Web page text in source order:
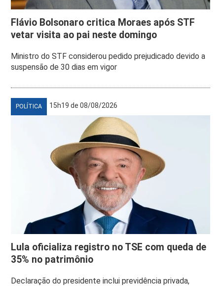
Flávio Bolsonaro critica Moraes após STF
vetar visita ao pai neste domingo
Ministro do STF considerou pedido prejudicado devido a
suspensão de 30 dias em vigor
POLÍTICA 15h19 de 08/08/2026
Lula oficializa registro no TSE com queda de
35% no patrimônio
Declaração do presidente inclui previdência privada,